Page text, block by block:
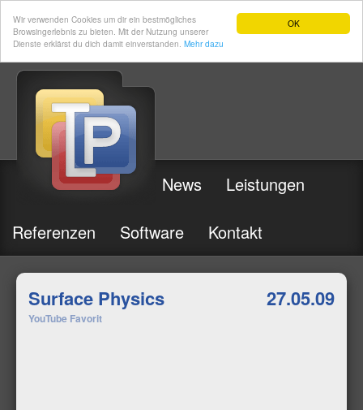
OK
Wir verwenden Cookies um dir ein bestmögliches
Browsingerlebnis zu bieten. Mit der Nutzung unserer
Dienste erklärst du dich damit einverstanden. Mehr dazu
News Leistungen
Referenzen Software Kontakt
27.05.09
Surface Physics
YouTube Favorit